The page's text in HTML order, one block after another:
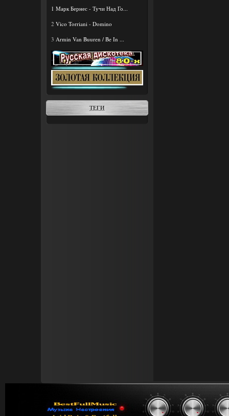
1 Марк Бернес - Тучи Над Го...
2 Vico Torriani - Domino
3 Armin Van Buuren / Be In ...
ТЕГИ